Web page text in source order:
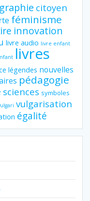
citoyen
féminisme
innovation
livre audio livre enfant
livres
légendes nouvelles
pédagogie
sciences symboles
vulgarisation
égalité